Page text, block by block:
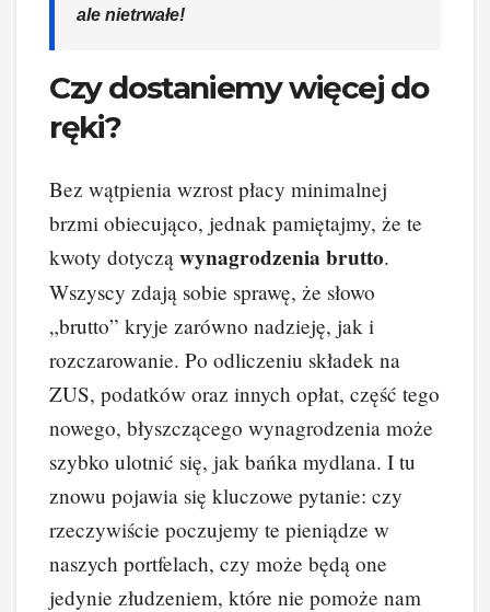
ale nietrwałe!
Czy dostaniemy więcej do
ręki?
Bez wątpienia wzrost płacy minimalnej
brzmi obiecująco, jednak pamiętajmy, że te
kwoty dotyczą wynagrodzenia brutto.
Wszyscy zdają sobie sprawę, że słowo
„brutto” kryje zarówno nadzieję, jak i
rozczarowanie. Po odliczeniu składek na
ZUS, podatków oraz innych opłat, część tego
nowego, błyszczącego wynagrodzenia może
szybko ulotnić się, jak bańka mydlana. I tu
znowu pojawia się kluczowe pytanie: czy
rzeczywiście poczujemy te pieniądze w
naszych portfelach, czy może będą one
jedynie złudzeniem, które nie pomoże nam